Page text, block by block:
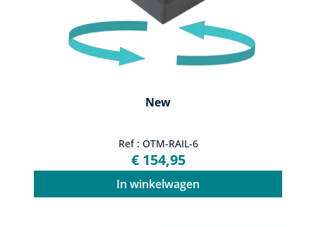
New
Ref : OTM-RAIL-6
€ 154,95
In winkelwagen